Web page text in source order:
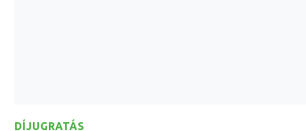
DÍJUGRATÁS